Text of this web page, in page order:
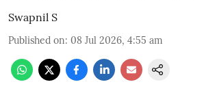
Swapnil S
Published on: 08 Jul 2026, 4:55 am